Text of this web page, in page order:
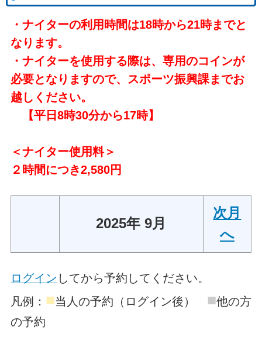
・ナイターの利用時間は18時から21時までと
なります。
・ナイターを使用する際は、専用のコインが
必要となりますので、スポーツ振興課までお
越しください。
【平日8時30分から17時】
＜ナイター使用料＞
２時間につき2,580円
2025年 9月
次月
へ
ログイン してから予約してください。
凡例： ■当人の予約（ログイン後） ■他の方
の予約